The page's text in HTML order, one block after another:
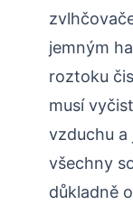
jemným
roztoku
musí
vzduchu a
všechny
důkladně